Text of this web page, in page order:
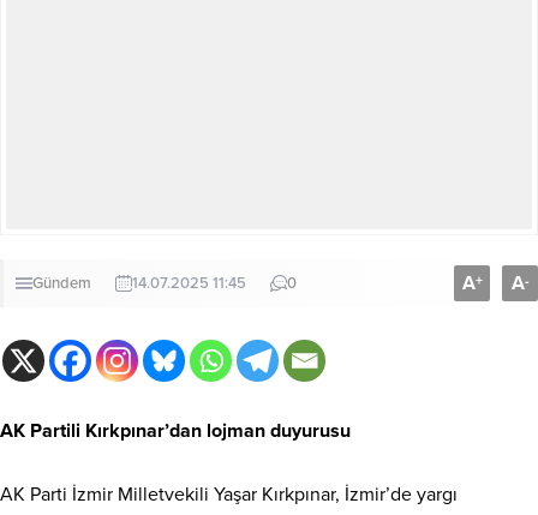
Gündem 14.07.2025 11:45 0 A+ A-
AK Partili Kırkpınar’dan lojman duyurusu
AK Parti İzmir Milletvekili Yaşar Kırkpınar, İzmir’de yargı